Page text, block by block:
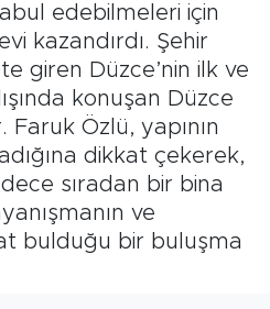
edebilmeleri için
kazandırdı. Şehir
giren Düzce’nin ilk ve
konuşan Düzce
Faruk Özlü, yapının
dikkat çekerek,
sıradan bir bina
ve
bulduğu bir buluşma